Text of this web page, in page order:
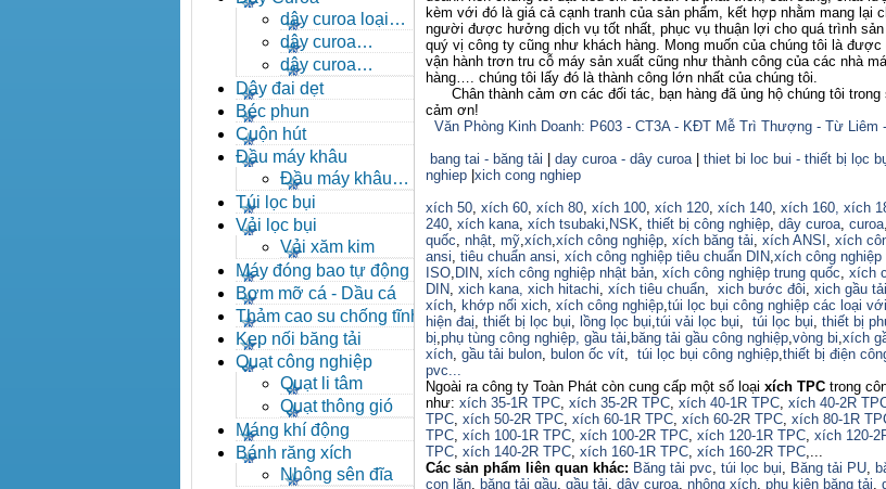
dây curoa loại
A,B,C,D,E
dây curoa
SPZ,SPA,SPB,SPC
dây curoa
XPZ,XPA,XPB,XPC
Dây đai dẹt
Béc phun
Cuộn hút
Đầu máy khâu
Đầu máy khâu
Bafang
Túi lọc bụi
Vải lọc bụi
Vải xăm kim
Máy đóng bao tự động
Bơm mỡ cá - Dầu cá
Thảm cao su chống tĩnh
điện
Kẹp nối băng tải
Quạt công nghiệp
Quạt li tâm
Quạt thông gió
Máng khí động
Bánh răng xích
Nhông sên đĩa
kèm với đó là giá cả cạnh tranh của sản phẩm, kết hợp nhằm mang lại
người được hưởng dịch vụ tốt nhất, phục vụ thuận lợi cho quá trình sản
quý vị công ty cũng như khách hàng. Mong muốn của chúng tôi là được
vận hành trơn tru cỗ máy sản xuất cũng như thành công của các nhà
hàng…. chúng tôi lấy đó là thành công lớn nhất của chúng tôi.
Chân thành cảm ơn các đối tác, bạn hàng đã ủng hộ chúng tôi trong
cảm ơn!
Văn Phòng Kinh Doanh: P603 - CT3A - KĐT Mễ Trì Thượng - Từ Liêm
bang tai - băng tải
day curoa - dây curoa| thiet bi loc bui - thiết bị lọc
nghiep xich cong nghiep
xích 50, xích 60, xích 80, xích 100, xích 120, xích 140, xích 160, xích
240, xích kana, xích tsubaki, NSK, thiết bị công nghiệp, dây curoa, curoa,
quốc, nhật, mỹ,xích,xích công nghiệp, xích băng tải, xích ANSI , xích
ansi, tiêu chuẩn ansi, xích công nghiệp tiêu chuẩn DIN,xích công nghiệp
ISO, DIN, xích công nghiệp nhật bản, xích công nghiệp trung quốc, xích
DIN, xich kana, xich hitachi, xích tiêu chuẩn, xich bước đôi, xich gầu tải
xích, khớp nối xich, xích công nghiệp,túi lọc bụi công nghiệp các loại
hiện đaị, thiết bị lọc bụi, lồng lọc bụi,túi vải lọc bụi, túi lọc bụi, thiết bị
bị,phụ tùng công nghiệp, gầu tải, băng tải gầu công nghiệp,vòng bi,xích
xích, gầu tải bulon, bulon ốc vít, túi lọc bụi công nghiệp,thiết bị điện
pvc...
Ngoài ra công ty Toàn Phát còn cung cấp một số loại xích TPC trong
như: xích 35-1R TPC, xích 35-2R TPC, xích 40-1R TPC, xích 40-2R
TPC, xích 50-2R TPC, xích 60-1R TPC, xích 60-2R TPC, xích 80-1R
TPC, xích 100-1R TPC, xích 100-2R TPC, xích 120-1R TPC, xích 120-
TPC, xích 140-2R TPC, xích 160-1R TPC, xích 160-2R TPC,...
Các sản phẩm liên quan khác: Băng tải pvc, túi lọc bụi, Băng tải PU,
con lăn, băng tải gầu, gầu tải, dây curoa, nhông xích, phụ kiện băng tải,